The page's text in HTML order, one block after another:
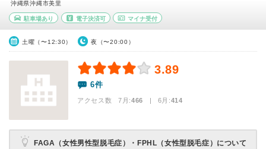
沖縄県沖縄市美里
駐車場あり 電子決済可 マイナ受付
土曜（〜12:30） 夜（〜20:00）
3.89
6件
アクセス数 7月:466 | 6月:414
FAGA（女性男性型脱毛症）・FPHL（女性型脱毛症）について